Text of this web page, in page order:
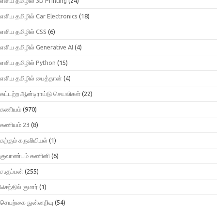
எளிய தமிழில் Car Electronics (18)
எளிய தமிழில் CSS (6)
எளிய தமிழில் Generative AI (4)
எளிய தமிழில் Python (15)
எளிய தமிழில் பைத்தான் (4)
கட்டற்ற ஆன்டிராய்டு செயலிகள் (22)
கணியம் (970)
கணியம் 23 (8)
கற்கும் கருவியியல் (1)
குவாண்டம் கணினி (6)
ச.குப்பன் (255)
செந்தில் குமார் (1)
செயற்கை நுன்னறிவு (54)